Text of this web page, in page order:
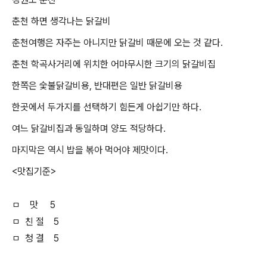
춘천 하면 생각나는 닭갈비
춘천여행은 자주는 아니지만 닭갈비 때문에 오는 것 같다.
춘천 학곡사거리에 위치한 어마무시한 크기의 닭갈비집
한쪽은 숯불닭갈비용, 반대편은 일반 닭갈비용
한곳에서 두가지를 선택하기 힘든게 아쉽기만 하다.
여느 닭갈비집과 동일하며 양도 적당하다.
마지막은 역시 밥을 볶아 먹어야 제맛이다.
<맛집기준>
ㅁ 맛 5
ㅁ 친 절 5
ㅁ 청 결 5